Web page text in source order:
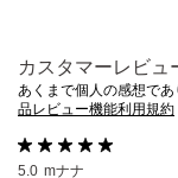
カスタマーレビュ
あくまで個人の感想で
品レビュー機能利用規約
5.0 mナナ